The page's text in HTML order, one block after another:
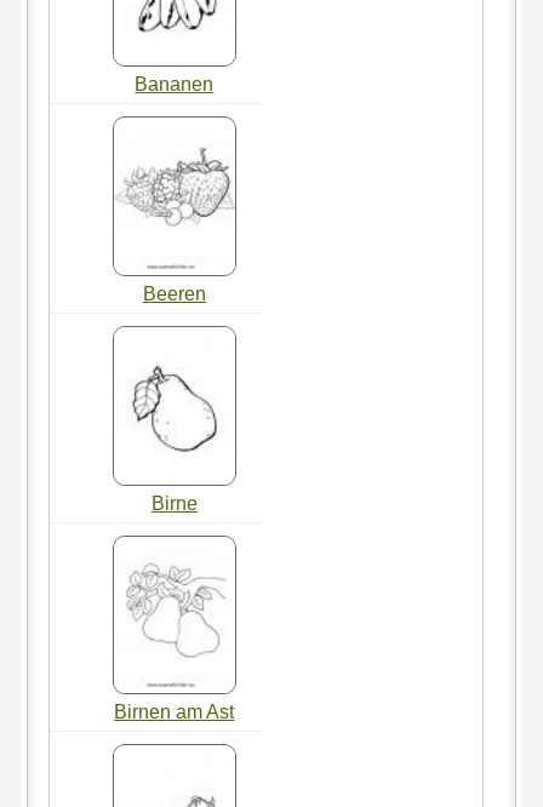
Bananen
Beeren
Birne
Birnen am Ast